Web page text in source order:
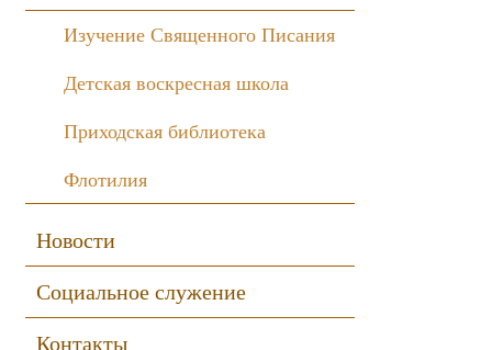
Изучение Священного Писания
Детская воскресная школа
Приходская библиотека
Флотилия
Новости
Социальное служение
Контакты